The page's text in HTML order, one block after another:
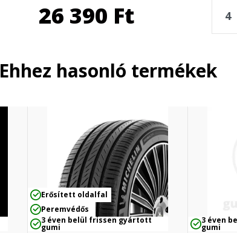
26 390 Ft
Ehhez hasonló termékek
Erősített oldalfal
Peremvédős
3 éven belül frissen gyártott
gumi
3 éven
gumi